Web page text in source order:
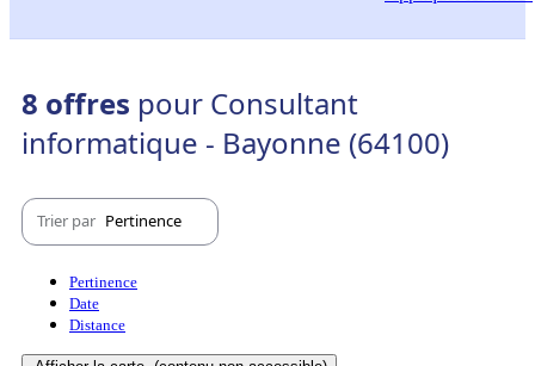
8 offres pour Consultant
informatique - Bayonne (64100)
Trier par Pertinence
Pertinence
Date
Distance